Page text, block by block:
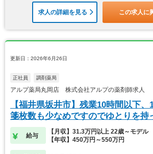
求人の詳細を見る この求人に
更新日：2026年6月26日
正社員 調剤薬局
アルプ薬局丸岡店 株式会社アルプの薬剤師求人
【福井県坂井市】残業10時間以下
箋枚数も少なめですのでゆとりを持
給与
【月収】31.3万円以上 22歳～モデル
【年収】450万円～550万円